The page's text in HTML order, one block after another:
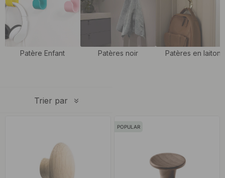
vêtements, ses jouets et son sac à dos. Les patères pour enfants
sont à la fois un détail d'intérieur stylé mais aussi une solution de
rangement pratique !
Patère Enfant Patères noir Patères en laiton
Trier par
POPULAR